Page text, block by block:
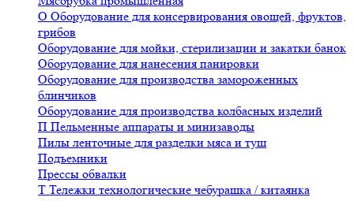
О Оборудование для консервирования овощей, фруктов,
грибов
Оборудование для мойки, стерилизации и закатки банок
Оборудование для нанесения панировки
Оборудование для производства замороженных
блинчиков
Оборудование для производства колбасных изделий
П Пельменные аппараты и минизаводы
Пилы ленточные для разделки мяса и туш
Подъемники
Прессы обвалки
Т Тележки технологические чебурашка / китаянка